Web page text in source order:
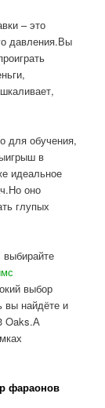
– это
давления.Вы
для обучения,
в
идеальное
оно
глупых
выбор
вы найдёте и
Oaks.А
фараонов